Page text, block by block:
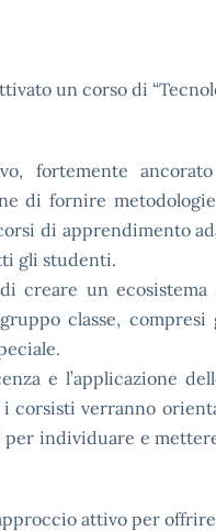
un corso di
fortemente
di fornire
di apprendimento
gli studenti.
creare un
classe,
e l’applicazione
corsisti verranno
individuare e
attivo per